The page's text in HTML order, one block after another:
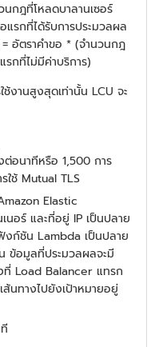
กฎที่โหลดบาลานเซอร์
รกที่ได้รับการประมวลผล
= อัตราคำขอ * (จำนวนกฎ
กที่ไม่มีค่าบริการ)
ช้งานสูงสุดเท่านั้น LCU จะ
อนาทีหรือ 1,500 การ
ใช้ Mutual TLS
Elastic
อร์ และที่อยู่ IP เป็นปลาย
งก์ชัน Lambda เป็นปลาย
ข้อมูลที่ประมวลผลจะมี
ที่ Load Balancer แทรก
นทางไปยังเป้าหมายอยู่